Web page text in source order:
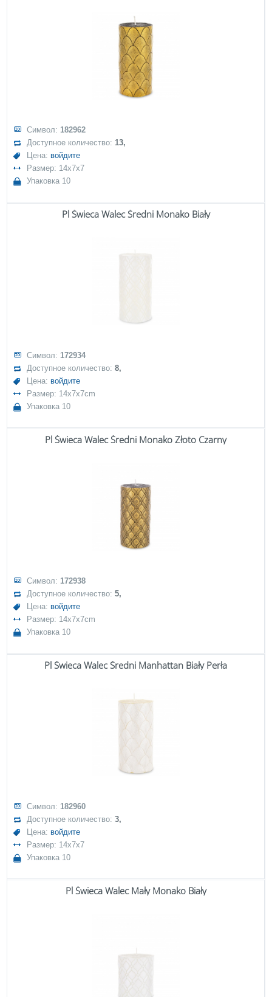
Символ: 182962
Доступное количество:13,
Цена: войдите
Размер: 14x7x7
Упаковка 10
Pl Świeca Walec Średni Monako Biały
Символ: 172934
Доступное количество:8,
Цена: войдите
Размер: 14x7x7cm
Упаковка 10
Pl Świeca Walec Średni Monako Złoto Czarny
Символ: 172938
Доступное количество:5,
Цена: войдите
Размер: 14x7x7cm
Упаковка 10
Pl Świeca Walec Średni Manhattan Biały Perła
Символ: 182960
Доступное количество:3,
Цена: войдите
Размер: 14x7x7
Упаковка 10
Pl Świeca Walec Mały Monako Biały